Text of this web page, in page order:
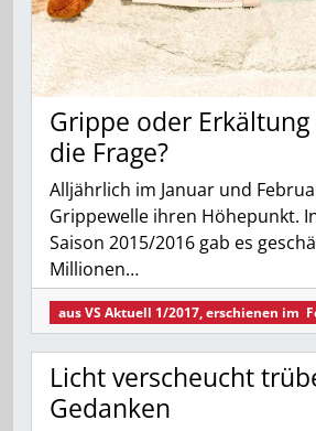
Grippe oder Erkältung
die Frage?
Alljährlich im Januar und
Grippewelle ihren Höhepunkt.
Saison 2015/2016 gab es
Millionen…
ausVS Aktuell 1/2017, erschienen im
Licht ­verscheucht
Gedanken